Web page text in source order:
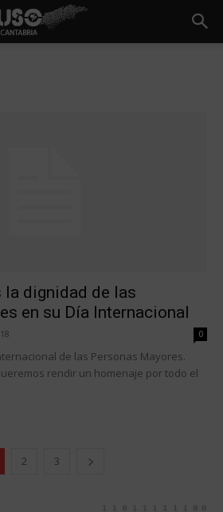
la dignidad de las
en su Día Internacional
0
de las Personas Mayores.
rendir un homenaje por todo el
2 3